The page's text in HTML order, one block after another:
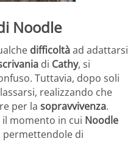
Noodle
difficoltàad adattarsi
di Cathy, si
Tuttavia, dopo soli
realizzando che
per la sopravvivenza.
momento in cui Noodle
permettendole di